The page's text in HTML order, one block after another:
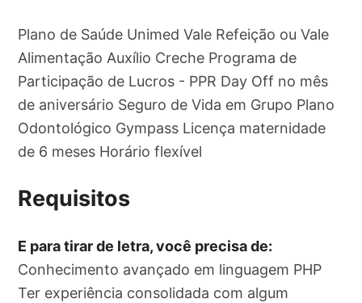
Plano de Saúde Unimed Vale Refeição ou Vale
Alimentação Auxílio Creche Programa de
Participação de Lucros - PPR Day Off no mês
de aniversário Seguro de Vida em Grupo Plano
Odontológico Gympass Licença maternidade
de 6 meses Horário flexível
Requisitos
E para tirar de letra, você precisa de:
Conhecimento avançado em linguagem PHP
Ter experiência consolidada com algum